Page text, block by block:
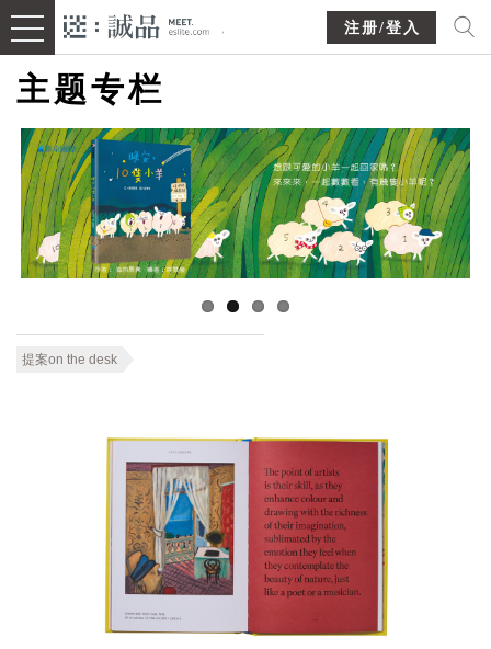
注册/登入
主题专栏
提案on the desk